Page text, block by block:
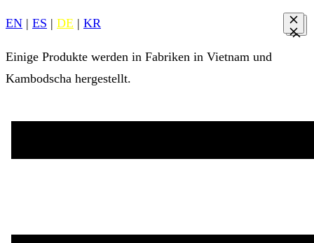
EN | ES | DE | KR
Einige Produkte werden in Fabriken in Vietnam und
Kambodscha hergestellt.